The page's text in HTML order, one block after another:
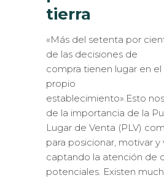
tierra
«Más del setenta por
de las decisiones de
compra tienen lugar en el
propio
establecimiento».Esto
de la importancia de la
Lugar de Venta (PLV)
para posicionar, motivar y
captando la atención de
potenciales. Existen